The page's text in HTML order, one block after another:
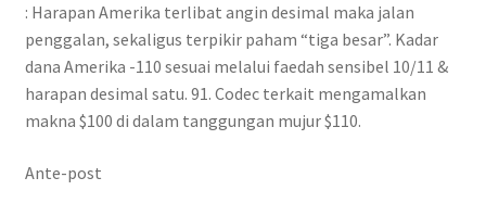
: Harapan Amerika terlibat angin desimal maka jalan
penggalan, sekaligus terpikir paham “tiga besar”. Kadar
dana Amerika -110 sesuai melalui faedah sensibel 10/11 &
harapan desimal satu. 91. Codec terkait mengamalkan
makna $100 di dalam tanggungan mujur $110.
Ante-post